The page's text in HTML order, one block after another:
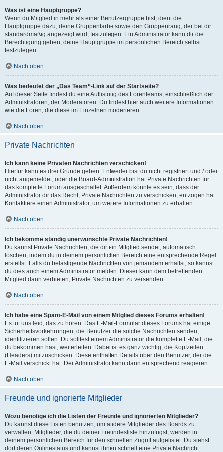
Was ist eine Hauptgruppe?
Wenn du Mitglied in mehr als einer Benutzergruppe bist, dient die
Hauptgruppe dazu, deine Gruppenfarbe sowie den Gruppenrang, der bei dir
standardmäßig angezeigt wird, festzulegen. Ein Administrator kann dir die
Berechtigung geben, deine Hauptgruppe im persönlichen Bereich selbst
festzulegen.
Nach oben
Was bedeutet der „Das Team“-Link auf der Startseite?
Auf dieser Seite findest du eine Auflistung des Forenteams, einschließlich der
Administratoren, der Moderatoren. Du findest hier auch weitere Informationen
wie die Foren, die diese im Einzelnen moderieren.
Nach oben
Private Nachrichten
Ich kann keine Privaten Nachrichten verschicken!
Hierfür kann es drei Gründe geben: Entweder bist du nicht registriert und / oder
nicht angemeldet, oder die Board-Administration hat Private Nachrichten für
das komplette Forum ausgeschaltet. Außerdem könnte es sein, dass der
Administrator dir das Recht, Private Nachrichten zu verschicken, entzogen hat.
Kontaktiere einen Administrator, um weitere Informationen zu erhalten.
Nach oben
Ich bekomme ständig unerwünschte Private Nachrichten!
Du kannst Private Nachrichten, die dir ein Mitglied sendet, automatisch
löschen, indem du in deinem persönlichen Bereich eine entsprechende Regel
erstellst. Falls du belästigende Nachrichten von jemandem erhältst, so kannst
du dies auch einem Administrator melden. Dieser kann dem betreffenden
Mitglied dann verbieten, Private Nachrichten zu versenden.
Nach oben
Ich habe eine Spam-E-Mail von einem Mitglied dieses Forums erhalten!
Es tut uns leid, das zu hören. Das E-Mail-Formular dieses Forums hat einige
Sicherheitsvorkehrungen, die Benutzer, die solche Nachrichten senden,
identifizieren sollen. Du solltest einem Administrator die komplette E-Mail, die
du bekommen hast, weiterleiten. Dabei ist es ganz wichtig, die Kopfzeilen
(Headers) mitzuschicken. Diese enthalten Details über den Benutzer, der die
E-Mail verschickt hat. Der Administrator kann dann entsprechend reagieren.
Nach oben
Freunde und ignorierte Mitglieder
Wozu benötige ich die Listen der Freunde und ignorierten Mitglieder?
Du kannst diese Listen benutzen, um andere Mitglieder des Boards zu
verwalten. Mitglieder, die du deiner Freundesliste hinzufügst, werden in
deinem persönlichen Bereich für den schnellen Zugriff aufgelistet. Du siehst
dort deren Onlinestatus und kannst ihnen schnell eine Private Nachricht